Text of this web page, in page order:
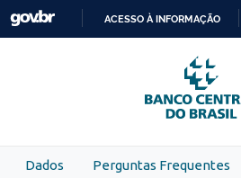
Skip to main content
PARA
O
ACESSO À INFORMAÇÃO
Dados Perguntas Frequentes